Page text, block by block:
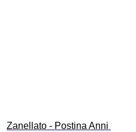
Zanellato - Postina Anni